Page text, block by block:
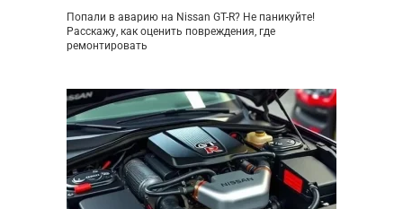
Попали в аварию на Nissan GT-R? Не паникуйте!
Расскажу, как оценить повреждения, где
ремонтировать